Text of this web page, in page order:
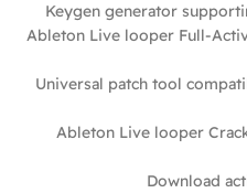
Keygen generator
Ableton Live looper Full-
Universal patch tool
Ableton Live looper
Download